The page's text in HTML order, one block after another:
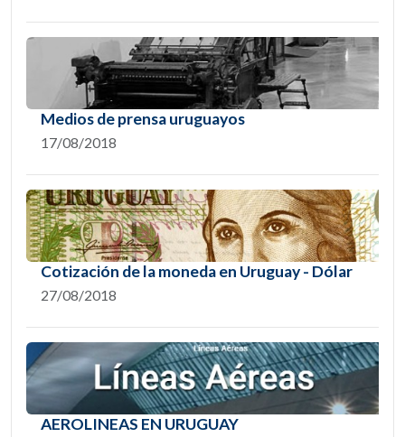
Medios de prensa uruguayos
17/08/2018
Cotización de la moneda en Uruguay - Dólar
27/08/2018
AEROLINEAS EN URUGUAY